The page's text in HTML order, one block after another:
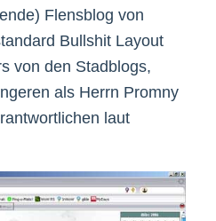
Flensblog von
Bullshit Layout
von den Stadblogs,
als Herrn Promny
laut